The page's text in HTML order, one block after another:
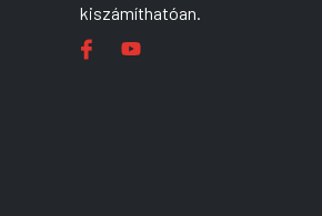
kiszámíthatóan.